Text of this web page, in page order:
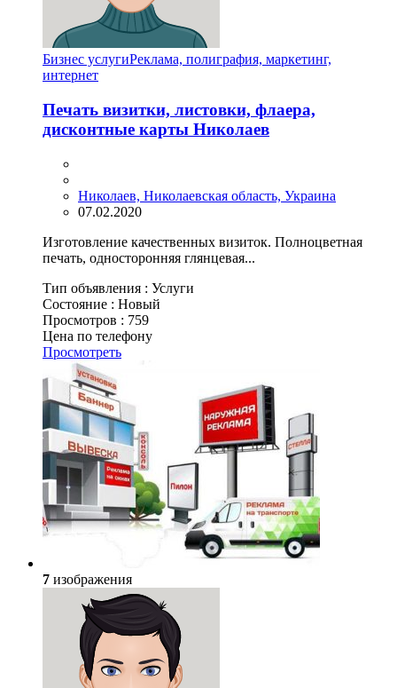
Бизнес услугиРеклама, полиграфия, маркетинг,
интернет
Печать визитки, листовки, флаера,
дисконтные карты Николаев
Николаев, Николаевская область, Украина
07.02.2020
Изготовление качественных визиток. Полноцветная
печать, односторонняя глянцевая...
Тип объявления : Услуги
Состояние : Новый
Просмотров : 759
Цена по телефону
Просмотреть
7 изображения